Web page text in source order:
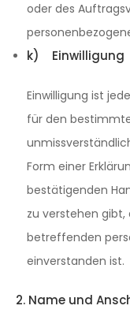
oder des
k) Einwilligung
Einwilligung ist
für den
Form einer
bestätigenden
zu verstehen gibt,
betreffenden
einverstanden ist.
2. Name und